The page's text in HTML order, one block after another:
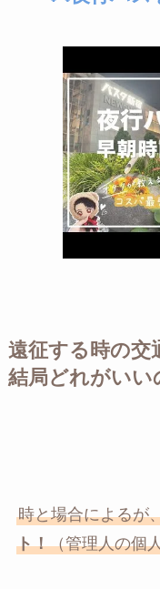
遠征する時の交
結局どれがいい
時と場合によるが
ト！（管理人の個